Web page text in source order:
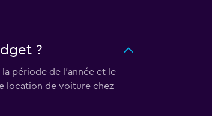
?
période de l'année et le
location de voiture chez